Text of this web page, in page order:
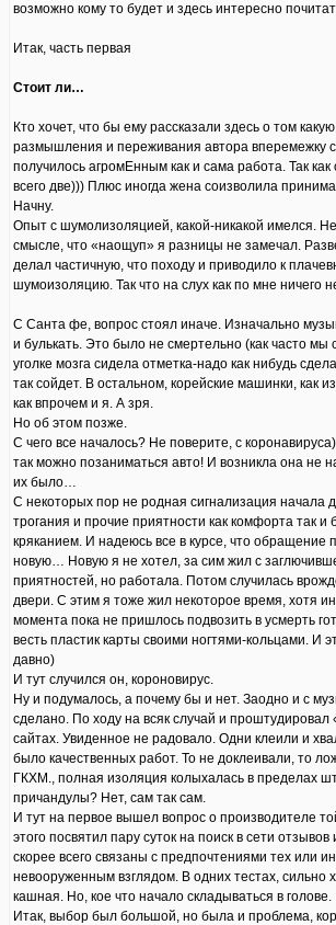
возможно кому то будет и здесь интересно
Итак, часть первая
Стоит ли…
Кто хочет, что бы ему рассказали здесь о том
размышления и переживания автора вперемежку
получилось агромЕнным как и сама работа. Так
всего две))) Плюс иногда жена соизволила
Начну.
Опыт с шумолизоляцией, какой-никакой имелся.
смысле, что «наощуп» я разницы не замечал.
делал частичную, что походу и приводило к
шумоизоляцию. Так что на слух как по мне ничего
С Санта фе, вопрос стоял иначе. Изначально
и булькать. Это было не смертельно (как часто
уголке мозга сидела отметка-надо как нибудь
так сойдет. В остальном, корейские машинки,
как впрочем и я. А зря.
Но об этом позже.
С чего все началось? Не поверите, с
так можно позаниматься авто! И возникла она не
их было…
С некоторых пор не родная сигнализация начала
трогания и прочие приятности как комфорта так
кряканием. И надеюсь все в курсе, что обращение
новую… Новую я не хотел, за сим жил с
приятностей, но работала. Потом случилась
двери. С этим я тоже жил некоторое время, хотя
момента пока не пришлось подвозить в усмерть
весть пластик карты своими ногтями-кольцами. И
давно)
И тут случился он, короновирус.
Ну и подумалось, а почему бы и нет. Заодно и с
сделано. По ходу на всяк случай и
сайтах. Увиденное не радовало. Одни клеили и
было качественных работ. То не доклеивали, то
ГКХМ., полная изоляция колыхалась в пределах
причандулы? Нет, сам так сам.
И тут на первое вышел вопрос о производителе
этого посвятил пару суток на поиск в сети
скорее всего связаны с предпочтениями тех или
невооруженным взглядом. В одних тестах,
кашная. Но, кое что начало складываться в голове.
Итак, выбор был большой, но была и проблема,